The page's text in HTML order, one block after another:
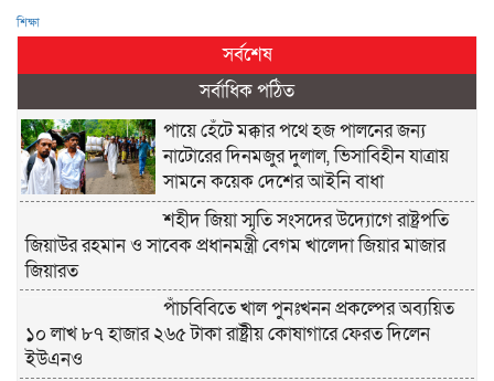
শিক্ষা
সর্বশেষ
সর্বাধিক পঠিত
পায়ে হেঁটে মক্কার পথে হজ পালনের জন্য
নাটোরের দিনমজুর দুলাল, ভিসাবিহীন যাত্রায়
সামনে কয়েক দেশের আইনি বাধা
শহীদ জিয়া স্মৃতি সংসদের উদ্যোগে রাষ্ট্রপতি
জিয়াউর রহমান ও সাবেক প্রধানমন্ত্রী বেগম খালেদা জিয়ার মাজার
জিয়ারত
পাঁচবিবিতে খাল পুনঃখনন প্রকল্পের অব্যয়িত
১০ লাখ ৮৭ হাজার ২৬৫ টাকা রাষ্ট্রীয় কোষাগারে ফেরত দিলেন
ইউএনও